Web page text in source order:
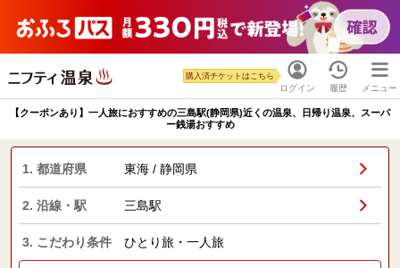
ログイン
購入済チケットはこちら
履歴 メニュー
【クーポンあり】一人旅におすすめの三島駅(静岡県)近くの温泉、日帰り温泉、スーパ
ー銭湯おすすめ
1. 都道府県 東海 / 静岡県
2. 沿線・駅 三島駅
3. こだわり条件 ひとり旅・一人旅